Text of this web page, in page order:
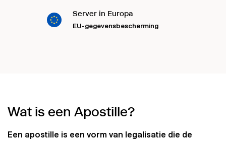
Server in Europa
EU-gegevensbescherming
Wat is een Apostille?
Een apostille is een vorm van legalisatie die de